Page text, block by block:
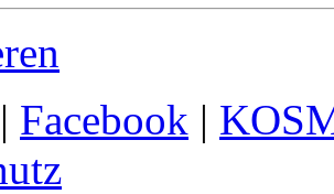
| Facebook |